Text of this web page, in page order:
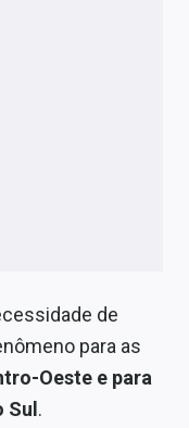
de
para as
Oeste e para
.